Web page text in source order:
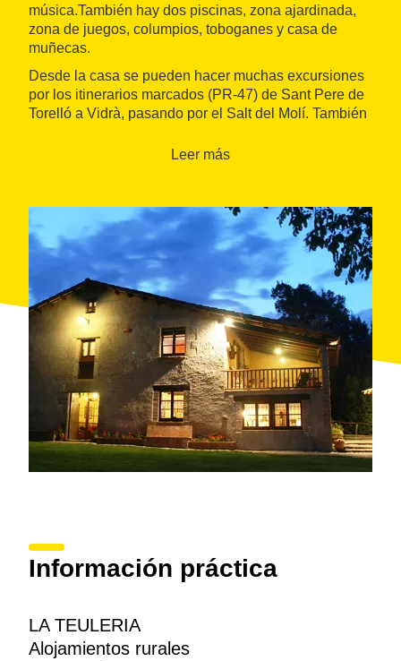
música.También hay dos piscinas, zona ajardinada,
zona de juegos, columpios, toboganes y casa de
muñecas.
Desde la casa se pueden hacer muchas excursiones
por los itinerarios marcados (PR-47) de Sant Pere de
Torelló a Vidrà, pasando por el Salt del Molí. También
de alrededor como Olot oLa fageda d'enJordà
Leer más
Información práctica
LA TEULERIA
Alojamientos rurales